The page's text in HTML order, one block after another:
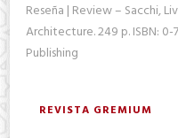
Reseña | Review – Sacchi,
Architecture. 249 p. ISBN: 0-
Publishing
REVISTA GREMIUM